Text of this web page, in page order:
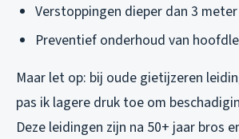
Verstoppingen dieper dan 3
Preventief onderhoud van
Maar let op: bij oude gietijzeren
pas ik lagere druk toe om
Deze leidingen zijn na 50+ jaar bros